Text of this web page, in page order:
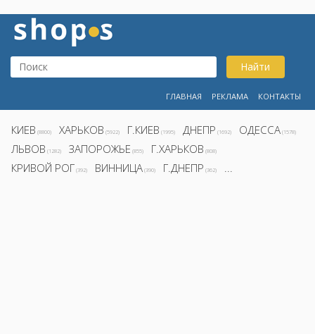
Найти
ГЛАВНАЯ РЕКЛАМА КОНТАКТЫ
КИЕВ (8800) ХАРЬКОВ (5922) Г.КИЕВ (1995) ДНЕПР (1692) ОДЕССА (1578)
ЛЬВОВ (1282) ЗАПОРОЖЬЕ (855) Г.ХАРЬКОВ (808)
КРИВОЙ РОГ (392) ВИННИЦА (390) Г.ДНЕПР (362) ...